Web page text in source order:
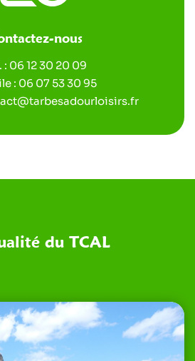
nous
: 06 12 30 20 09
: 06 07 53 30 95
du TCAL